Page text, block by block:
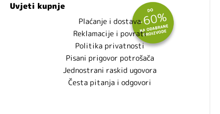
Uvjeti kupnje
Plaćanje i dostava
Reklamacije i povrati
Politika privatnosti
Pisani prigovor potrošača
Jednostrani raskid ugovora
Česta pitanja i odgovori